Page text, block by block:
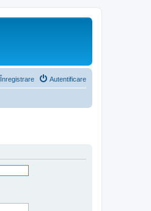
Autentificare
Înregistrare